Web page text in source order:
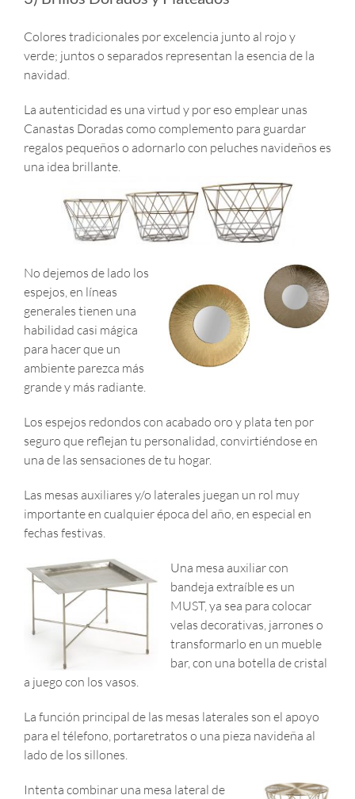
Colores tradicionales por excelencia junto al rojo y
verde; juntos o separados representan la esencia de la
navidad.
La autenticidad es una virtud y por eso emplear unas
Canastas Doradas como complemento para guardar
regalos pequeños o adornarlo con peluches navideños es
una idea brillante.
No dejemos de lado los
espejos, en líneas
generales tienen una
habilidad casi mágica
para hacer que un
ambiente parezca más
grande y más radiante.
Los espejos redondos con acabado oro y plata ten por
seguro que reflejan tu personalidad, convirtiéndose en
una de las sensaciones de tu hogar.
Las mesas auxiliares y/o laterales juegan un rol muy
importante en cualquier época del año, en especial en
fechas festivas.
Una mesa auxiliar con
bandeja extraíble es un
MUST, ya sea para colocar
velas decorativas, jarrones o
transformarlo en un mueble
bar, con una botella de cristal
a juego con los vasos.
La función principal de las mesas laterales son el apoyo
para el télefono, portaretratos o una pieza navideña al
lado de los sillones.
Intenta combinar una mesa lateral de